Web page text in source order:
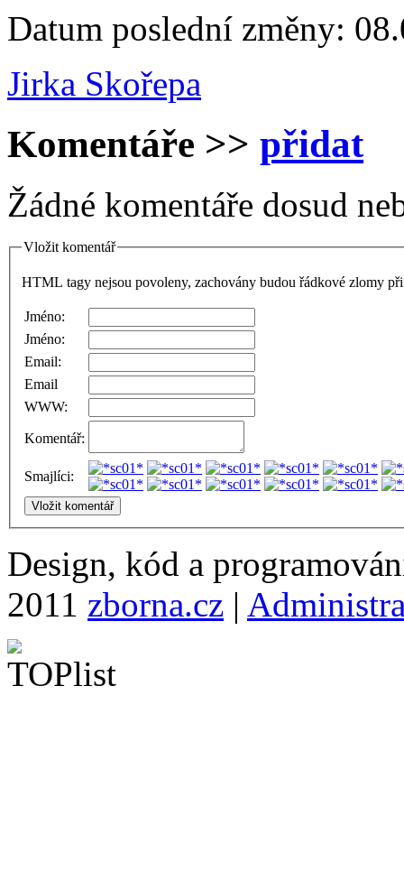
Datum poslední změny:
Jirka Skořepa
Komentáře >> přidat
Žádné komentáře dosud
Vložit komentář
HTML tagy nejsou povoleny, zachovány budou řádkové zlomy
Jméno:
Jméno:
Email:
Email
WWW:
Komentář:
Smajlíci:
Design, kód a
2011 zborna.cz |